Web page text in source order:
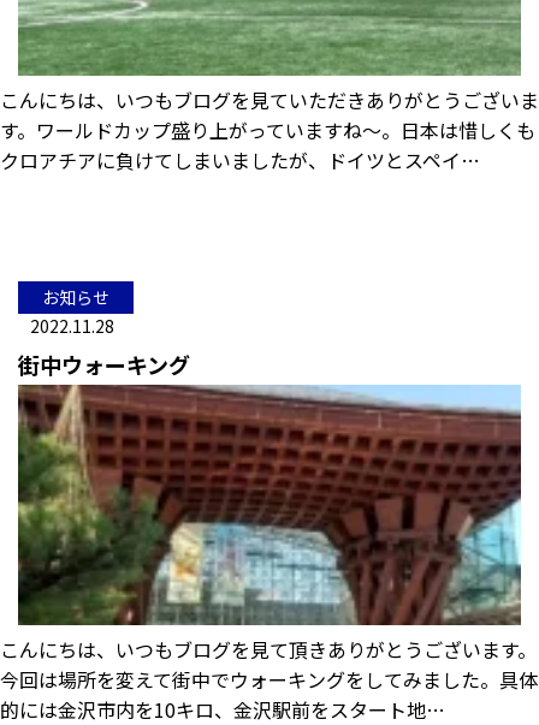
こんにちは、いつもブログを見ていただきありがとうございま
す。ワールドカップ盛り上がっていますね～。日本は惜しくも
クロアチアに負けてしまいましたが、ドイツとスペイ…
お知らせ
2022.11.28
街中ウォーキング
こんにちは、いつもブログを見て頂きありがとうございます。
今回は場所を変えて街中でウォーキングをしてみました。具体
的には金沢市内を10キロ、金沢駅前をスタート地…